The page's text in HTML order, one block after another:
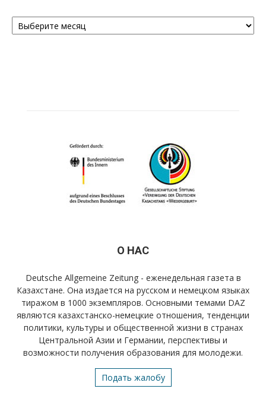
Архивы
О НАС
Deutsche Allgemeine Zeitung - еженедельная газета в
Казахстане. Она издается на русском и немецком языках
тиражом в 1000 экземпляров. Основными темами DAZ
являются казахстанско-немецкие отношения, тенденции
политики, культуры и общественной жизни в странах
Центральной Азии и Германии, перспективы и
возможности получения образования для молодежи.
Подать жалобу